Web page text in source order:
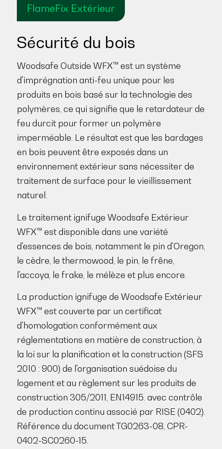
FlameFix Extérieur
Sécurité du bois
Woodsafe Outside WFX™ est un système
d'imprégnation anti-feu unique pour les
produits en bois basé sur la technologie des
polymères, ce qui signifie que le retardateur de
feu durcit pour former un polymère
imperméable. Le résultat est que les bardages
en bois peuvent être exposés dans un
environnement extérieur sans nécessiter de
traitement de surface pour le vieillissement
naturel.
Le traitement ignifuge Woodsafe Extérieur
WFX™ est disponible dans une variété
d'essences de bois, notamment le pin d'Oregon,
le cèdre, le thermowood, le pin, le frêne,
l'accoya, le frake, le mélèze et plus encore.
La production ignifuge de Woodsafe Extérieur
WFX™ est couverte par un certificat
d'homologation conformément aux
réglementations en matière de construction, à
la loi sur la planification et la construction (SFS
2010 : 900) de l'organisation suédoise du
logement et au règlement sur les produits de
construction 305/2011, EN14915. avec contrôle
de production continu associé par RISE (0402).
Référence du document TG0263-08, CPR-
0402-SC0260-15.